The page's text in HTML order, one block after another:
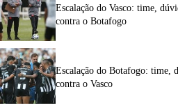
Escalação do Vasco: time,
contra o Botafogo
Escalação do Botafogo: time,
contra o Vasco